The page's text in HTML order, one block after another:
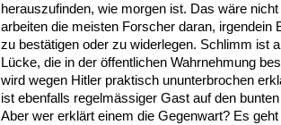
herauszufinden, wie morgen ist. Das wäre
arbeiten die meisten Forscher daran, irgendein
zu bestätigen oder zu widerlegen. Schlimm ist
Lücke, die in der öffentlichen Wahrnehmung
wird wegen Hitler praktisch ununterbrochen
ist ebenfalls regelmässiger Gast auf den
Aber wer erklärt einem die Gegenwart? Es